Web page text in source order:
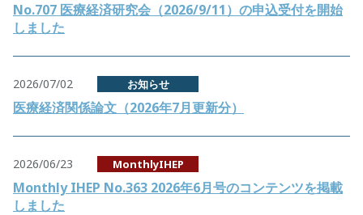
No.707 医療経済研究会（2026/9/11）の申込受付を開始
しました
2026/07/02 お知らせ
医療経済関係論文（2026年7月更新分）
2026/06/23 MonthlyIHEP
Monthly IHEP No.363 2026年6月号のコンテンツを掲載
しました